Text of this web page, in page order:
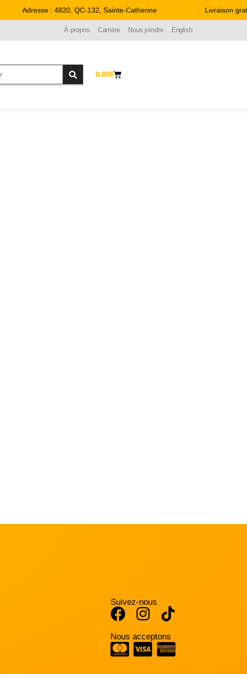
Adresse : 4820, QC-132, Sainte-Catherine Livraison
À propos Carrière Nous joindre English
0.00$
Suivez-nous
Nous acceptons